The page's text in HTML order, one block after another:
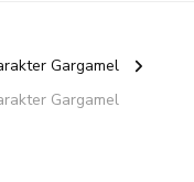
Gargamel
Gargamel